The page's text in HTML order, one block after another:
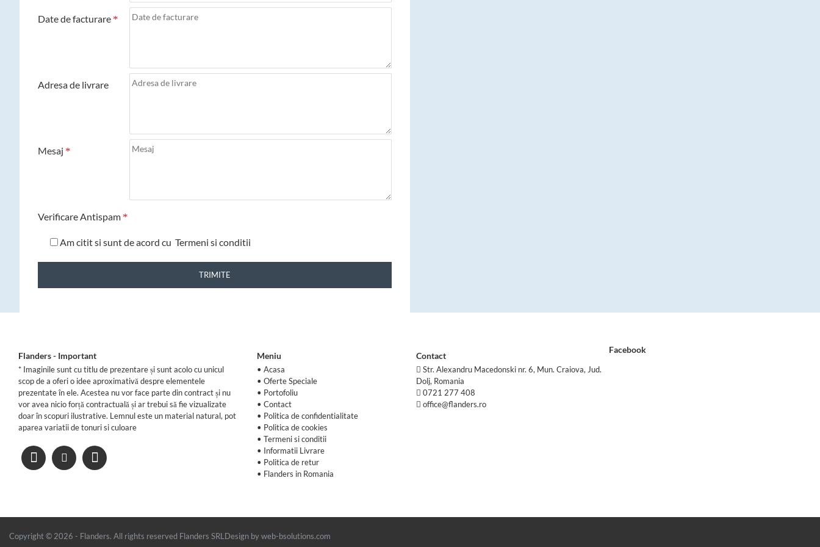
Date de facturare
Adresa de livrare
Mesaj
Verificare Antispam
Am citit si sunt de acord cu Termeni si conditii
TRIMITE
Flanders - Important
* Imaginile sunt cu titlu de prezentare și sunt acolo cu unicul
scop de a oferi o idee aproximativă despre elementele
prezentate în ele. Acestea nu vor face parte din contract și nu
vor avea nicio forță contractuală și ar trebui să fie vizualizate
doar în scopuri ilustrative. Lemnul este un material natural, pot
aparea variatii de tonuri si culoare
Meniu
• Acasa
•Oferte Speciale
• Portofoliu
•Contact
• Politica de confidentialitate
• Politica de cookies
•Termeni si conditii
• Informatii Livrare
• Politica de retur
• Flanders in Romania
Contact
Str. Alexandru Macedonski nr. 6, Mun. Craiova, Jud.
Dolj, Romania
0721 277 408
office@flanders.ro
Facebook
Copyright © 2026 - Flanders. All rights reserved Flanders SRL Design by web-bsolutions.com